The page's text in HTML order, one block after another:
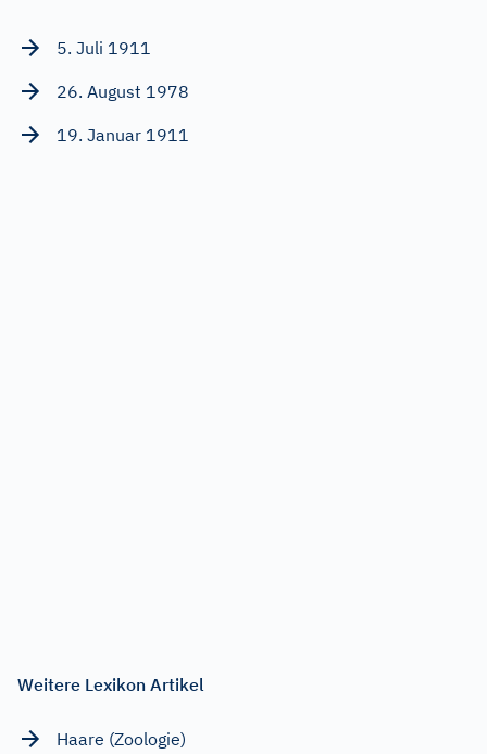
5. Juli 1911
26. August 1978
19. Januar 1911
Weitere Lexikon Artikel
Haare (Zoologie)